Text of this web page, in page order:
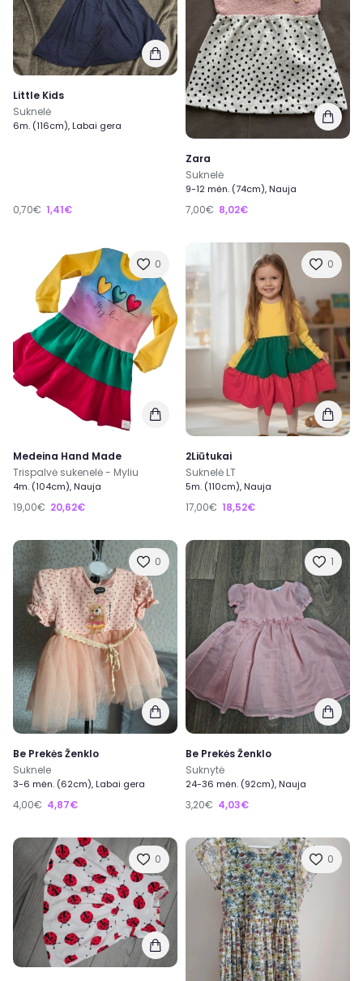
Little Kids
Suknelė
6m. (116cm), Labai gera
0,70€ 1,41€
Zara
Suknelė
9-12 mėn. (74cm), Nauja
7,00€ 8,02€
0
Medeina Hand Made
Trispalvė sukenelė - Myliu
4m. (104cm), Nauja
19,00€ 20,62€
0
2Liūtukai
Suknelė LT
5m. (110cm), Nauja
17,00€ 18,52€
0
Be Prekės Ženklo
Suknele
3-6 mėn. (62cm), Labai gera
4,00€ 4,87€
1
Be Prekės Ženklo
Suknytė
24-36 mėn. (92cm), Nauja
3,20€ 4,03€
0 0